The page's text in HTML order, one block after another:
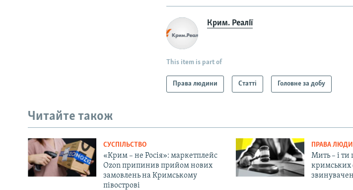
Крим. Реалії
This item is part of
Права людини Статті Головне за добу
Читайте також
СУСПІЛЬСТВО
«Крим – не Росія»: маркетплейс
Ozon припинив прийом нових
замовлень на Кримському
півострові
ПРАВА
Мить – і
кримських